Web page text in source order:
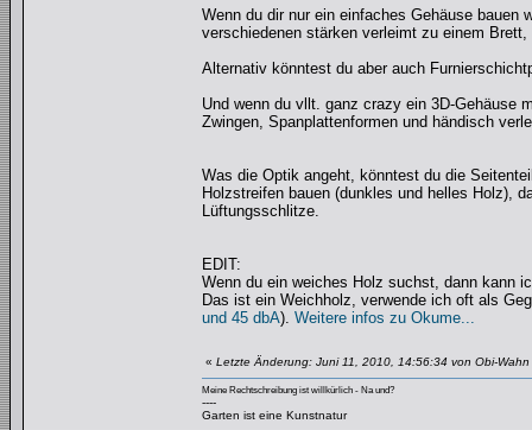
Wenn du dir nur ein einfaches Gehäuse
verschiedenen stärken verleimt zu einem
Alternativ könntest du aber auch
Und wenn du vllt. ganz crazy ein 3D-Gehäuse
Zwingen, Spanplattenformen und händisch
Was die Optik angeht, könntest du die
Holzstreifen bauen (dunkles und helles Holz),
Lüftungsschlitze.
EDIT:
Wenn du ein weiches Holz suchst, dann kann
Das ist ein Weichholz, verwende ich oft als
und 45 dbA). Weitere infos zu Okume...
« Letzte Änderung: Juni 11, 2010, 14:56:34 von Obi-Wahn
Meine Rechtschreibung ist willkürlich - Na und?
----
Garten ist eine Kunstnatur